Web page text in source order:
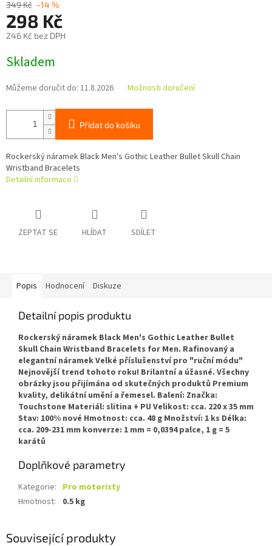
349 Kč –14 %
298 Kč
246 Kč bez DPH
cena:
Skladem
Můžeme doručit do: 11.8.2026 Možnosti doručení
Přidat do košíku
Rockerský náramek Black Men's Gothic Leather Bullet Skull Chain
Wristband Bracelets
Detailní informace
ZEPTAT SE HLÍDAT SDÍLET
Popis Hodnocení Diskuze
Detailní popis produktu
Rockerský náramek Black Men's Gothic Leather Bullet
Skull Chain Wristband Bracelets for Men. Rafinovaný a
elegantní náramek Velké příslušenství pro "ruční módu"
Nejnovější trend tohoto roku! Brilantní a úžasné. Všechny
obrázky jsou přijímána od skutečných produktů Premium
kvality, delikátní umění a řemesel. Balení: Značka:
Touchstone Materiál: slitina + PU Velikost: cca. 220 x 35 mm
Stav: 100% nové Hmotnost: cca. 48 g Množství: 1 ks Délka:
cca. 209-231 mm konverze: 1 mm = 0,0394 palce, 1 g = 5
karátů
Doplňkové parametry
Kategorie: Pro motoristy
Hmotnost: 0.5 kg
Související produkty